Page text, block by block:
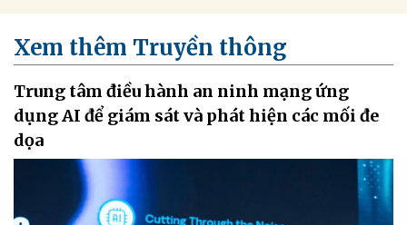
Xem thêm Truyền thông
Trung tâm điều hành an ninh mạng ứng
dụng AI để giám sát và phát hiện các mối đe
dọa